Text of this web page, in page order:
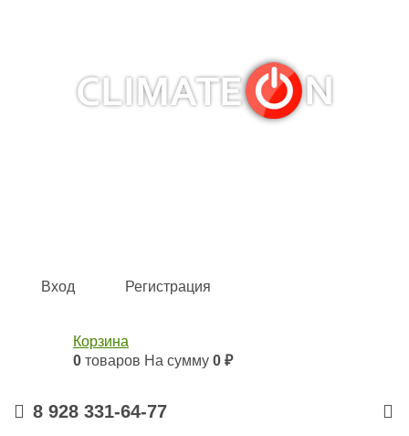
Вход Регистрация
Корзина
0 товаров На сумму 0 ₽
8 928 331-64-77